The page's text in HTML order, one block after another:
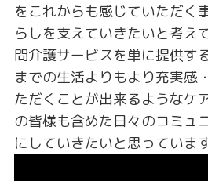
をこれからも感じていただく
らしを支えていきたいと考え
問介護サービスを単に提供す
までの生活よりもより充実感
ただくことが出来るようなケ
の皆様も含めた日々のコミュ
にしていきたいと思っています